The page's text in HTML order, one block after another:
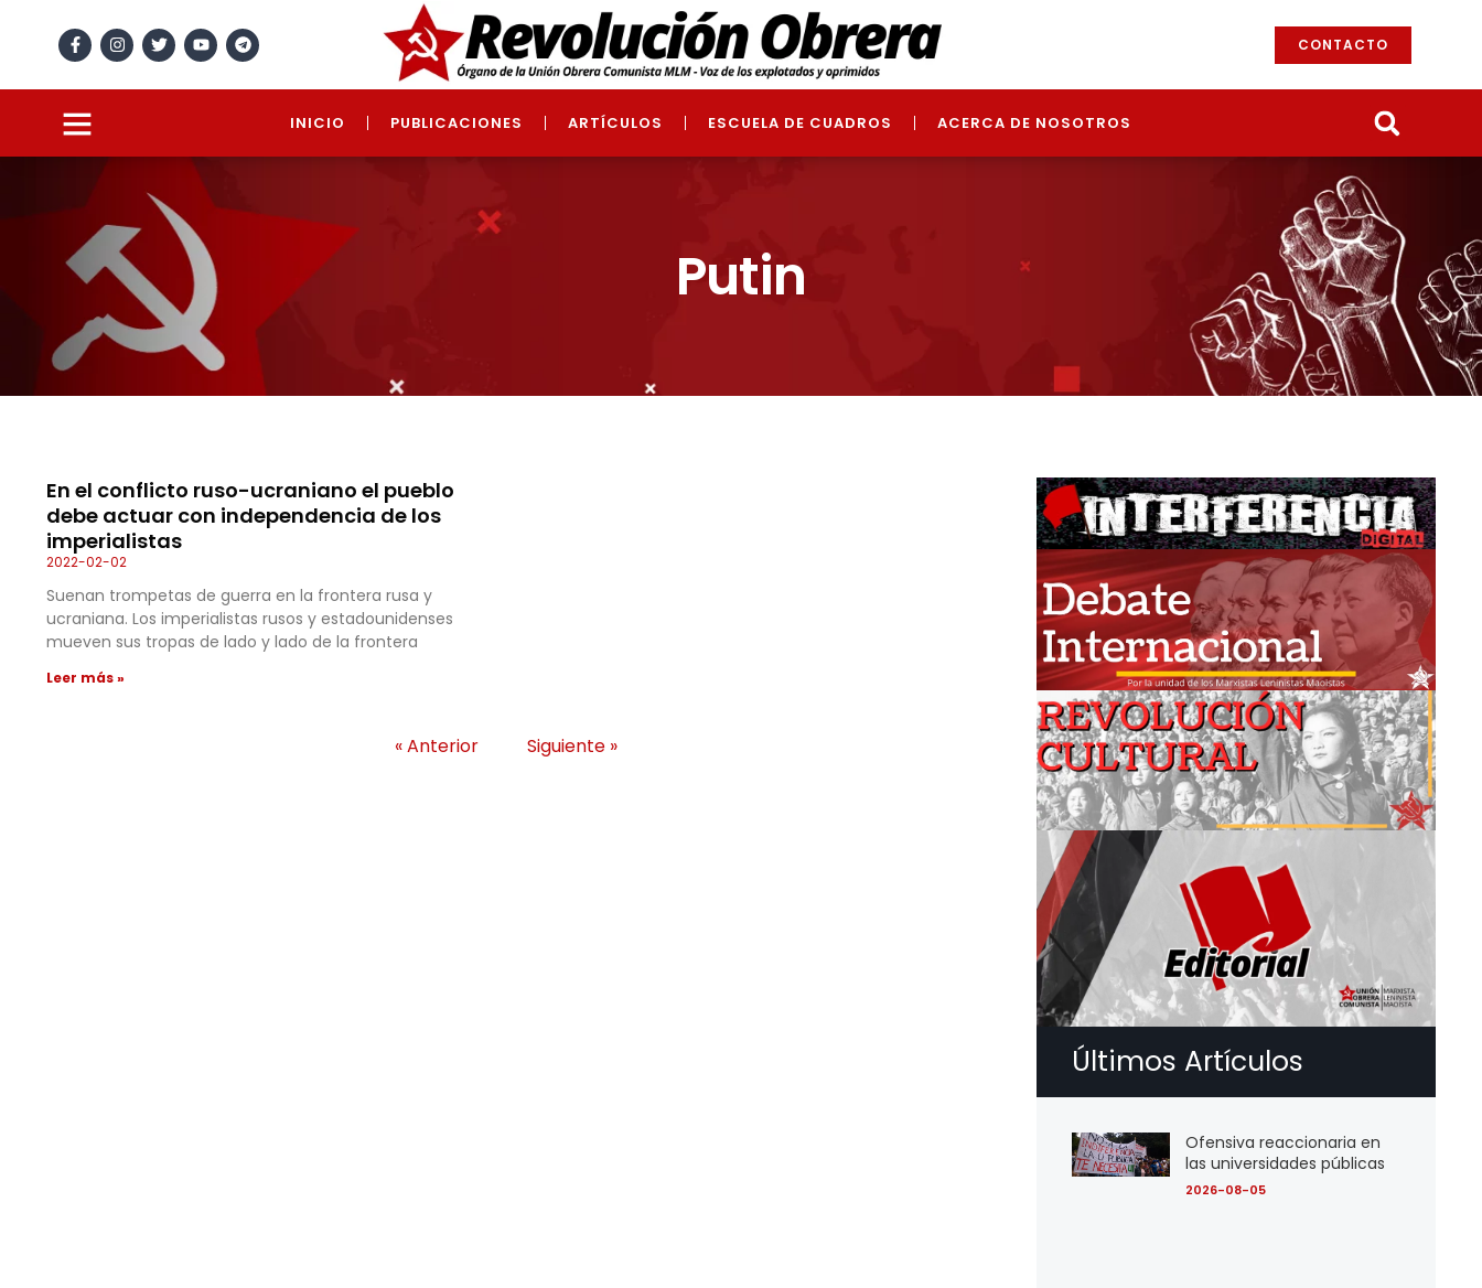
CONTACTO
INICIO PUBLICACIONES ARTÍCULOS ESCUELA DE CUADROS ACERCA DE NOSOTROS
Putin
En el conflicto ruso-ucraniano el pueblo
debe actuar con independencia de los
imperialistas
2022-02-02
Suenan trompetas de guerra en la frontera rusa y
ucraniana. Los imperialistas rusos y estadounidenses
mueven sus tropas de lado y lado de la frontera
Leer más »
« Anterior Siguiente »
Últimos Artículos
Ofensiva reaccionaria en
las universidades públicas
2026-08-05